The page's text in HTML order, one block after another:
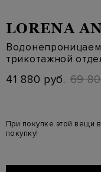
LORENA
трикотажной
41 880 руб. 69
При покупке этой вещи
покупку!